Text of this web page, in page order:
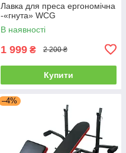
Лавка для преса ергономічна
-«гнута» WCG
В наявності
1 999 ₴ 2 200 ₴
Купити
–4%